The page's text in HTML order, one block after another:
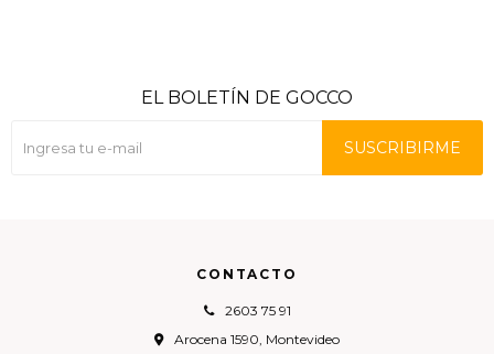
CONTACTO
2603 75 91
Arocena 1590, Montevideo
EL BOLETÍN DE GOCCO
SUSCRIBIRME